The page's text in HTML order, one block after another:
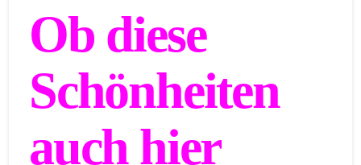
Ob diese
Schönheiten
auch hier